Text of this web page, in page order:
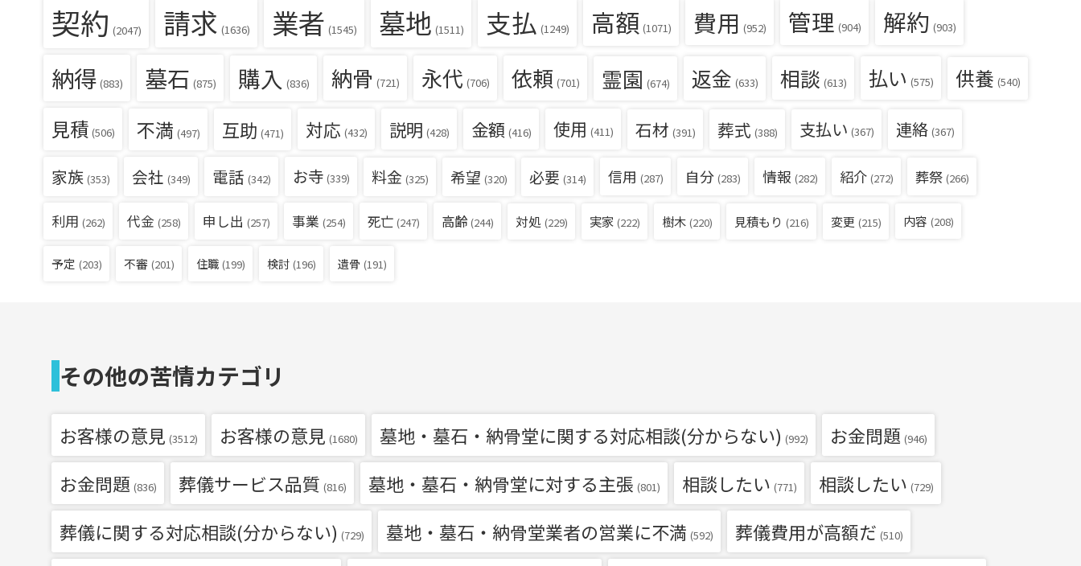
契約 (2047) 請求 (1636) 業者 (1545) 墓地 (1511) 支払 (1249) 高額 (1071) 費用 (952) 管理 (904) 解約 (903)
納得 (883) 墓石 (875) 購入 (836) 納骨 (721) 永代 (706) 依頼 (701) 霊園 (674) 返金 (633) 相談 (613) 払い (575) 供養 (540)
見積 (506) 不満 (497) 互助 (471) 対応 (432) 説明 (428) 金額 (416) 使用 (411) 石材 (391) 葬式 (388) 支払い (367) 連絡 (367)
家族 (353) 会社 (349) 電話 (342) お寺 (339) 料金 (325) 希望 (320) 必要 (314) 信用 (287) 自分 (283) 情報 (282) 紹介 (272) 葬祭 (266)
利用 (262) 代金 (258) 申し出 (257) 事業 (254) 死亡 (247) 高齢 (244) 対処 (229) 実家 (222) 樹木 (220) 見積もり (216) 変更 (215) 内容 (208)
予定 (203) 不審 (201) 住職 (199) 検討 (196) 遺骨 (191)
その他の苦情カテゴリ
お客様の意見 (3512) お客様の意見 (1680) 墓地・墓石・納骨堂に関する対応相談(分からない) (992) お金問題 (946)
お金問題 (836) 葬儀サービス品質 (816) 墓地・墓石・納骨堂に対する主張 (801) 相談したい (771) 相談したい (729)
葬儀に関する対応相談(分からない) (729) 墓地・墓石・納骨堂業者の営業に不満 (592) 葬儀費用が高額だ (510)